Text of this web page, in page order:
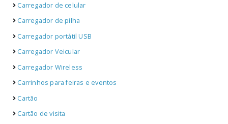
Carregador de celular
Carregador de pilha
Carregador portátil USB
Carregador Veicular
Carregador Wireless
Carrinhos para feiras e eventos
Cartão
Cartão de visita